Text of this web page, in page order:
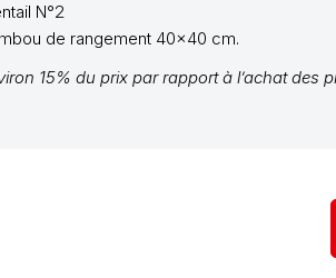
N°2
de rangement 40x40 cm.
15% du prix par rapport à l’achat des